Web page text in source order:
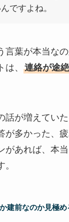
ですよね。
言葉が本当な
、 連絡が途
話が増えてい
が多かった、
があれば、本
建前なのか見極め